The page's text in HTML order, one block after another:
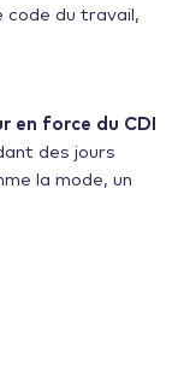
code du travail,
en force du CDI
des jours
la mode, un